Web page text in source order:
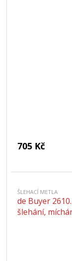
705 Kč
ŠLEHACÍ METLA
de Buyer
šlehání,